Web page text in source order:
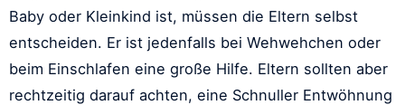
Baby oder Kleinkind ist, müssen die Eltern selbst
entscheiden. Er ist jedenfalls bei Wehwehchen oder
beim Einschlafen eine große Hilfe. Eltern sollten aber
rechtzeitig darauf achten, eine Schnuller Entwöhnung